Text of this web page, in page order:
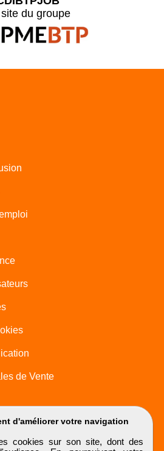
d'améliorer votre navigation
cookies sur son site, dont des
du groupe
de Vente